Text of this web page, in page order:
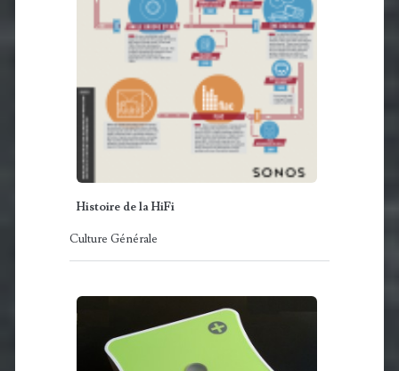
Histoire de la HiFi
Culture Générale